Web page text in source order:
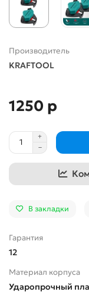
Производитель
KRAFTOOL
1250 р
В закладки
Гарантия
12
Материал корпуса
Ударопрочный